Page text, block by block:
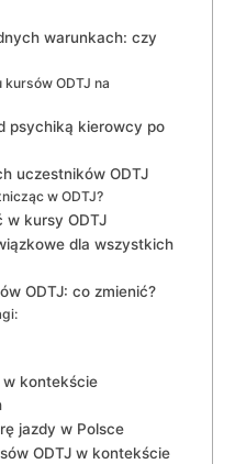
warunkach: czy
ODTJ na
psychiką kierowcy po
uczestników ODTJ
w ODTJ?
w kursy ODTJ
dla wszystkich
ODTJ: co zmienić?
w kontekście
jazdy w Polsce
ODTJ w kontekście